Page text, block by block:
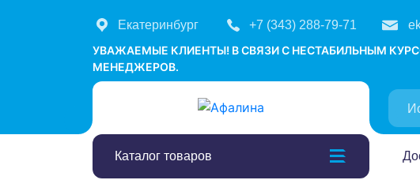
Екатеринбург +7 (343) 288-79-71
УВАЖАЕМЫЕ КЛИЕНТЫ! В СВЯЗИ С НЕСТАБИЛЬНЫМ
МЕНЕДЖЕРОВ.
Каталог товаров